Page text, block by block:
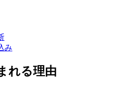
み
れる理由